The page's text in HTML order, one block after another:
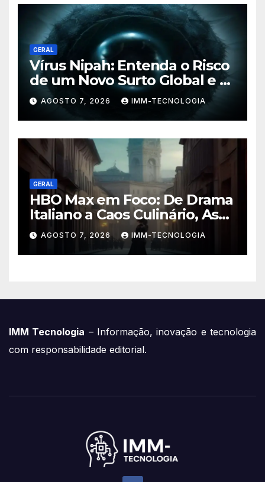
GERAL
Vírus Nipah: Entenda o Risco
de um Novo Surto Global e a
Preocupação dos
Especialistas
AGOSTO 7, 2026 IMM-TECNOLOGIA
GERAL
HBO Max em Foco: De Drama
Italiano a Caos Culinário, As
Novidades Imperdíveis da
Semana (16 a 22 de Fevereiro)
AGOSTO 7, 2026 IMM-TECNOLOGIA
IMM Tecnologia – Informação, inovação e tecnologia
com responsabilidade editorial.